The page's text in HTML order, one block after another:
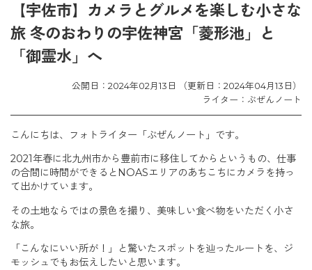
【宇佐市】カメラとグルメを楽しむ小さな
旅 冬のおわりの宇佐神宮「菱形池」と
「御霊水」へ
公開日：2024年02月13日 （更新日：2024年04月13日）
ライター：ぶぜんノート
こんにちは、フォトライター「ぶぜんノート」です。
2021年春に北九州市から豊前市に移住してからというもの、仕事
の合間に時間ができるとNOASエリアのあちこちにカメラを持っ
て出かけています。
その土地ならではの景色を撮り、美味しい食べ物をいただく小さ
な旅。
「こんなにいい所が！」と驚いたスポットを辿ったルートを、ジ
モッシュでもお伝えしたいと思います。